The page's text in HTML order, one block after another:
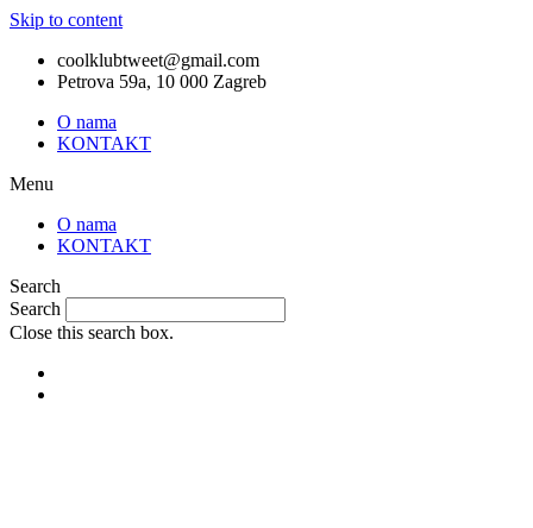
Skip to content
coolklubtweet@gmail.com
Petrova 59a, 10 000 Zagreb
O nama
KONTAKT
Menu
O nama
KONTAKT
Search
Search
Close this search box.